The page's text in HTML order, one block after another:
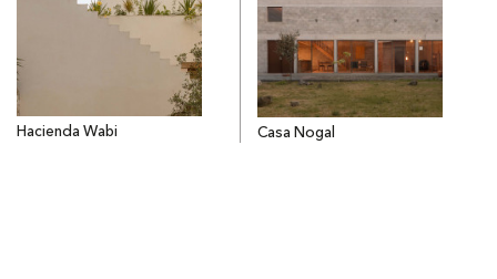
Hacienda Wabi Casa Nogal